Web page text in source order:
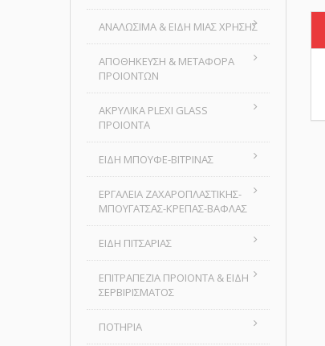
ΑΝΑΛΩΣΙΜΑ & ΕΙΔΗ ΜΙΑΣ ΧΡΗΣΗΣ
ΑΠΟΘΗΚΕΥΣΗ & ΜΕΤΑΦΟΡΑ
ΠΡΟΙΟΝΤΩΝ
ΑΚΡΥΛΙΚΑ PLEXI GLASS
ΠΡΟΙΟΝΤΑ
ΕΙΔΗ ΜΠΟΥΦΕ-ΒΙΤΡΙΝΑΣ
ΕΡΓΑΛΕΙΑ ΖΑΧΑΡΟΠΛΑΣΤΙΚΗΣ-
ΜΠΟΥΓΑΤΣΑΣ-ΚΡΕΠΑΣ-ΒΑΦΛΑΣ
ΕΙΔΗ ΠΙΤΣΑΡΙΑΣ
ΕΠΙΤΡΑΠΕΖΙΑ ΠΡΟΙΟΝΤΑ & ΕΙΔΗ
ΣΕΡΒΙΡΙΣΜΑΤΟΣ
ΠΟΤΗΡΙΑ